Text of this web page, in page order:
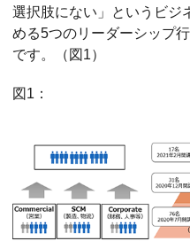
選択肢にない」というビジ
める5つのリーダーシップ
です。（図1）
図1：